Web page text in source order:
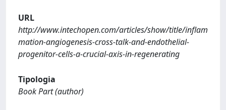
URL
http://www.intechopen.com/articles/show/title/inflam
mation-angiogenesis-cross-talk-and-endothelial-
progenitor-cells-a-crucial-axis-in-regenerating
Tipologia
Book Part (author)